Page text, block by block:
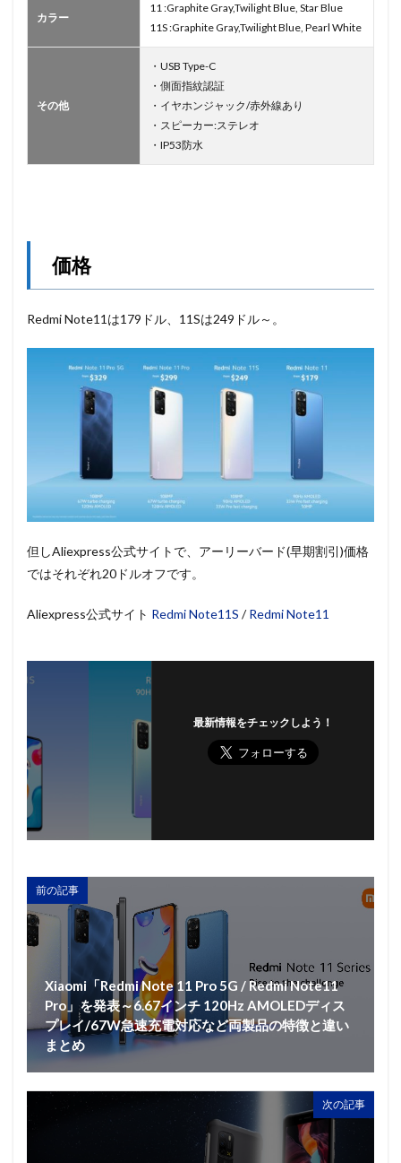
カラー
11 :Graphite Gray,Twilight Blue, Star Blue
11S :Graphite Gray,Twilight Blue, Pearl White
その他
・USB Type-C
・側面指紋認証
・イヤホンジャック/赤外線あり
・スピーカー:ステレオ
・IP53防水
価格
Redmi Note11は179ドル、11Sは249ドル～。
但しAliexpress公式サイトで、アーリーバード(早期割引)価格
ではそれぞれ20ドルオフです。
Aliexpress公式サイト Redmi Note11S /Redmi Note11
最新情報をチェックしよう！
前の記事
Xiaomi「Redmi Note 11 Pro 5G / Redmi Note11
Pro」を発表～6.67インチ 120Hz AMOLEDディス
プレイ/67W急速充電対応など両製品の特徴と違い
まとめ
次の記事